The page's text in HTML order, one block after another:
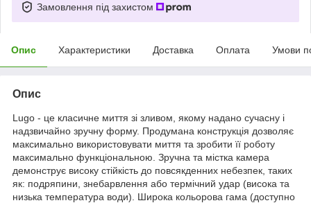
Замовлення під захистом
Опис Характеристики Доставка Оплата Умови
Опис
Lugo - це класичне миття зі зливом, якому надано сучасну і
надзвичайно зручну форму. Продумана конструкція дозволяє
максимально використовувати миття та зробити її роботу
максимально функціональною. Зручна та містка камера
демонструє високу стійкість до повсякденних небезпек, таких
як: подряпини, знебарвлення або термічний удар (висока та
низька температура води). Широка кольорова гама (доступно